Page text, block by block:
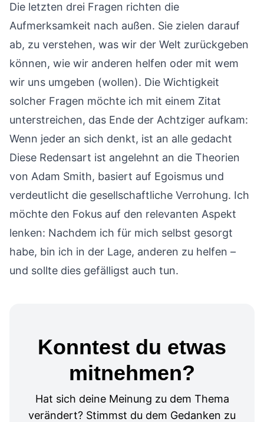
Die letzten drei Fragen richten die
Aufmerksamkeit nach außen. Sie zielen darauf
ab, zu verstehen, was wir der Welt zurückgeben
können, wie wir anderen helfen oder mit wem
wir uns umgeben (wollen). Die Wichtigkeit
solcher Fragen möchte ich mit einem Zitat
unterstreichen, das Ende der Achtziger aufkam:
Wenn jeder an sich denkt, ist an alle gedacht
Diese Redensart ist angelehnt an die Theorien
von Adam Smith, basiert auf Egoismus und
verdeutlicht die gesellschaftliche Verrohung. Ich
möchte den Fokus auf den relevanten Aspekt
lenken: Nachdem ich für mich selbst gesorgt
habe, bin ich in der Lage, anderen zu helfen –
und sollte dies gefälligst auch tun.
Konntest du etwas
mitnehmen?
Hat sich deine Meinung zu dem Thema
verändert? Stimmst du dem Gedanken zu